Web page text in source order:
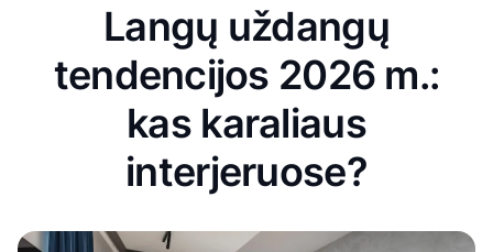
Langų uždangų
tendencijos 2026 m.:
kas karaliaus
interjeruose?